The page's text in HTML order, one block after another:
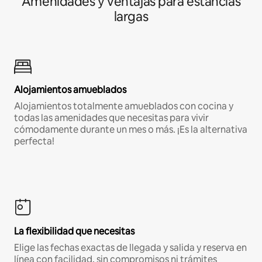
largas
Alojamientos amueblados
Alojamientos totalmente amueblados con cocina y
todas las amenidades que necesitas para vivir
cómodamente durante un mes o más. ¡Es la alternativa
perfecta!
La flexibilidad que necesitas
Elige las fechas exactas de llegada y salida y reserva en
línea con facilidad, sin compromisos ni trámites